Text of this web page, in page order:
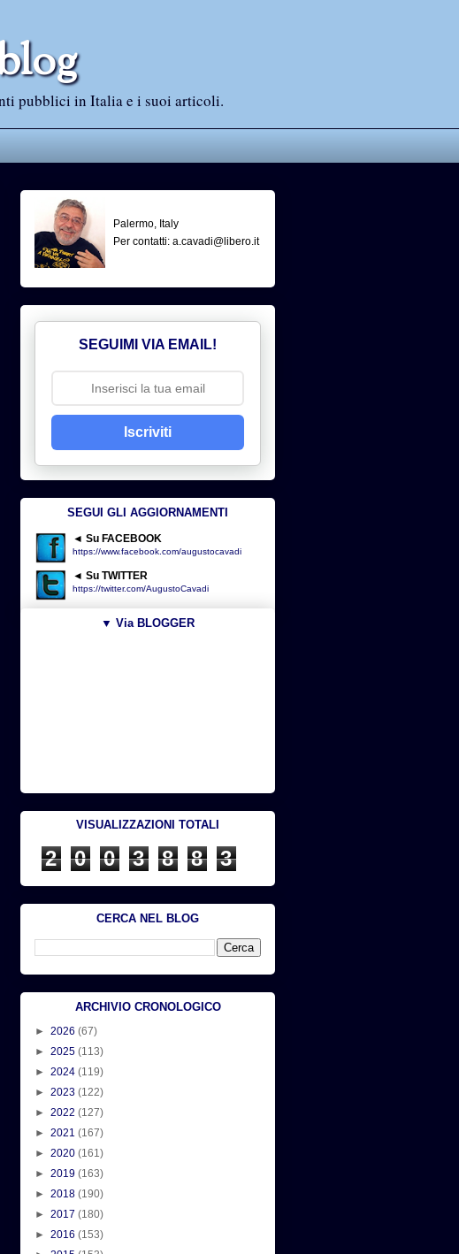
pubblici in Italia e i suoi articoli.
Palermo, Italy
Per contatti: a.cavadi@libero.it
SEGUIMI VIA EMAIL!
Iscriviti
SEGUI GLI AGGIORNAMENTI
◄ Su FACEBOOK
https://www.facebook.com/augustocavadi
◄ Su TWITTER
https://twitter.com/AugustoCavadi
▼ Via BLOGGER
VISUALIZZAZIONI TOTALI
2 0 0 3 8 8 3
CERCA NEL BLOG
ARCHIVIO CRONOLOGICO
► 2026 (67)
► 2025 (113)
► 2024 (119)
► 2023 (122)
► 2022 (127)
► 2021 (167)
► 2020 (161)
► 2019 (163)
► 2018 (190)
► 2017 (180)
► 2016 (153)